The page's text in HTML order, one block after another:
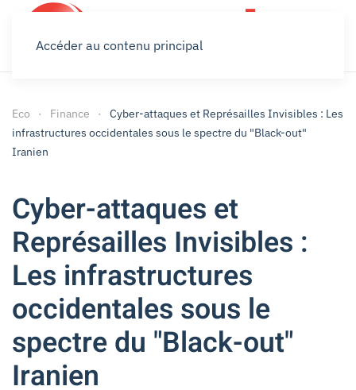
Accéder au contenu principal
Eco Finance
Cyber-attaques et Représailles Invisibles : Les
infrastructures occidentales sous le spectre du "Black-out"
Iranien
Cyber-attaques et
Représailles Invisibles :
Les infrastructures
occidentales sous le
spectre du "Black-out"
Iranien